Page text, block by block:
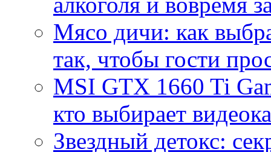
Мясо дичи: как
так, чтобы гости
MSI GTX 1660 Ti
кто выбирает
Звездный детокс: